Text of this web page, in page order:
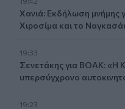
Χανιά: Εκδήλωση μνήμης
Χιροσίμα και το
19:33
Σενετάκης για ΒΟΑΚ: «Η
υπερσύγχρονο
19:23